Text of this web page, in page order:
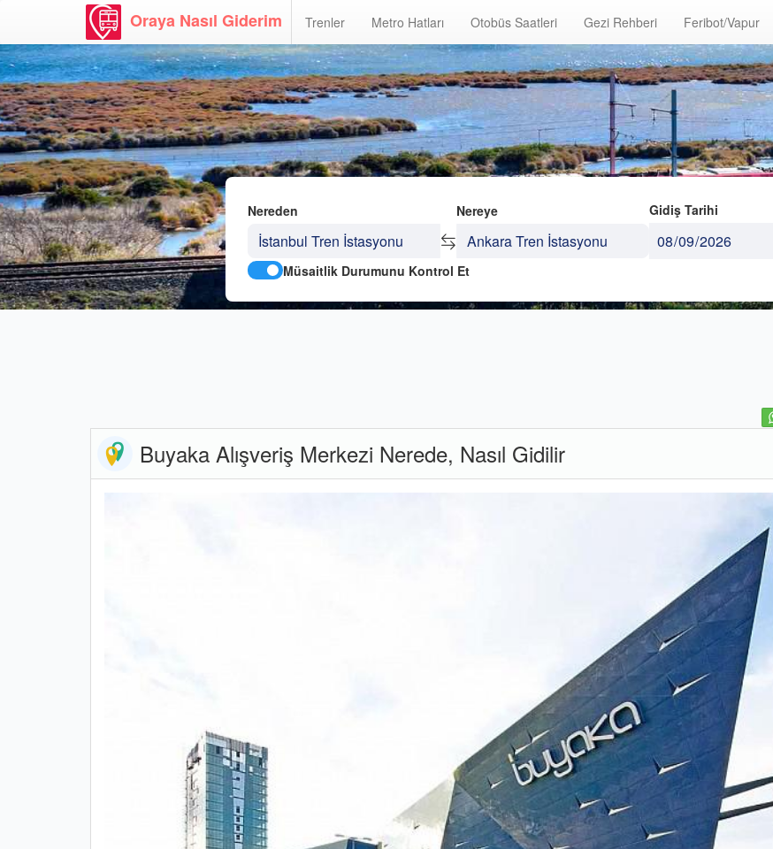
Oraya Nasıl Giderim Trenler Metro Hatları Otobüs Saatleri Gezi Rehberi Feribot/Vapur
Nereden Nereye
Gidiş Tarihi
Müsaitlik Durumunu Kontrol Et
Buyaka Alışveriş Merkezi Nerede, Nasıl Gidilir